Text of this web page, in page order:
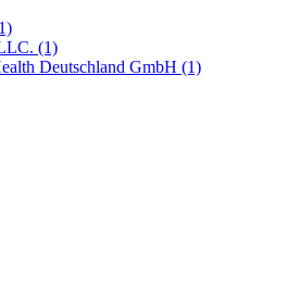
(1)
Deutschland GmbH (1)